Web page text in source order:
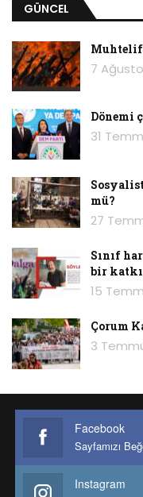
GÜNCEL
7
Dönemi
31
mü?
27
Sınıf
bir
15
Çorum
3
Facebook
Sayfamızı
Instagram